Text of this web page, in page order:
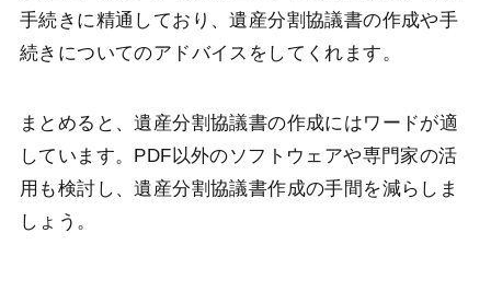
手続きに精通しており、遺産分割協議書の作成や手
続きについてのアドバイスをしてくれます。
まとめると、遺産分割協議書の作成にはワードが適
しています。PDF以外のソフトウェアや専門家の活
用も検討し、遺産分割協議書作成の手間を減らしま
しょう。